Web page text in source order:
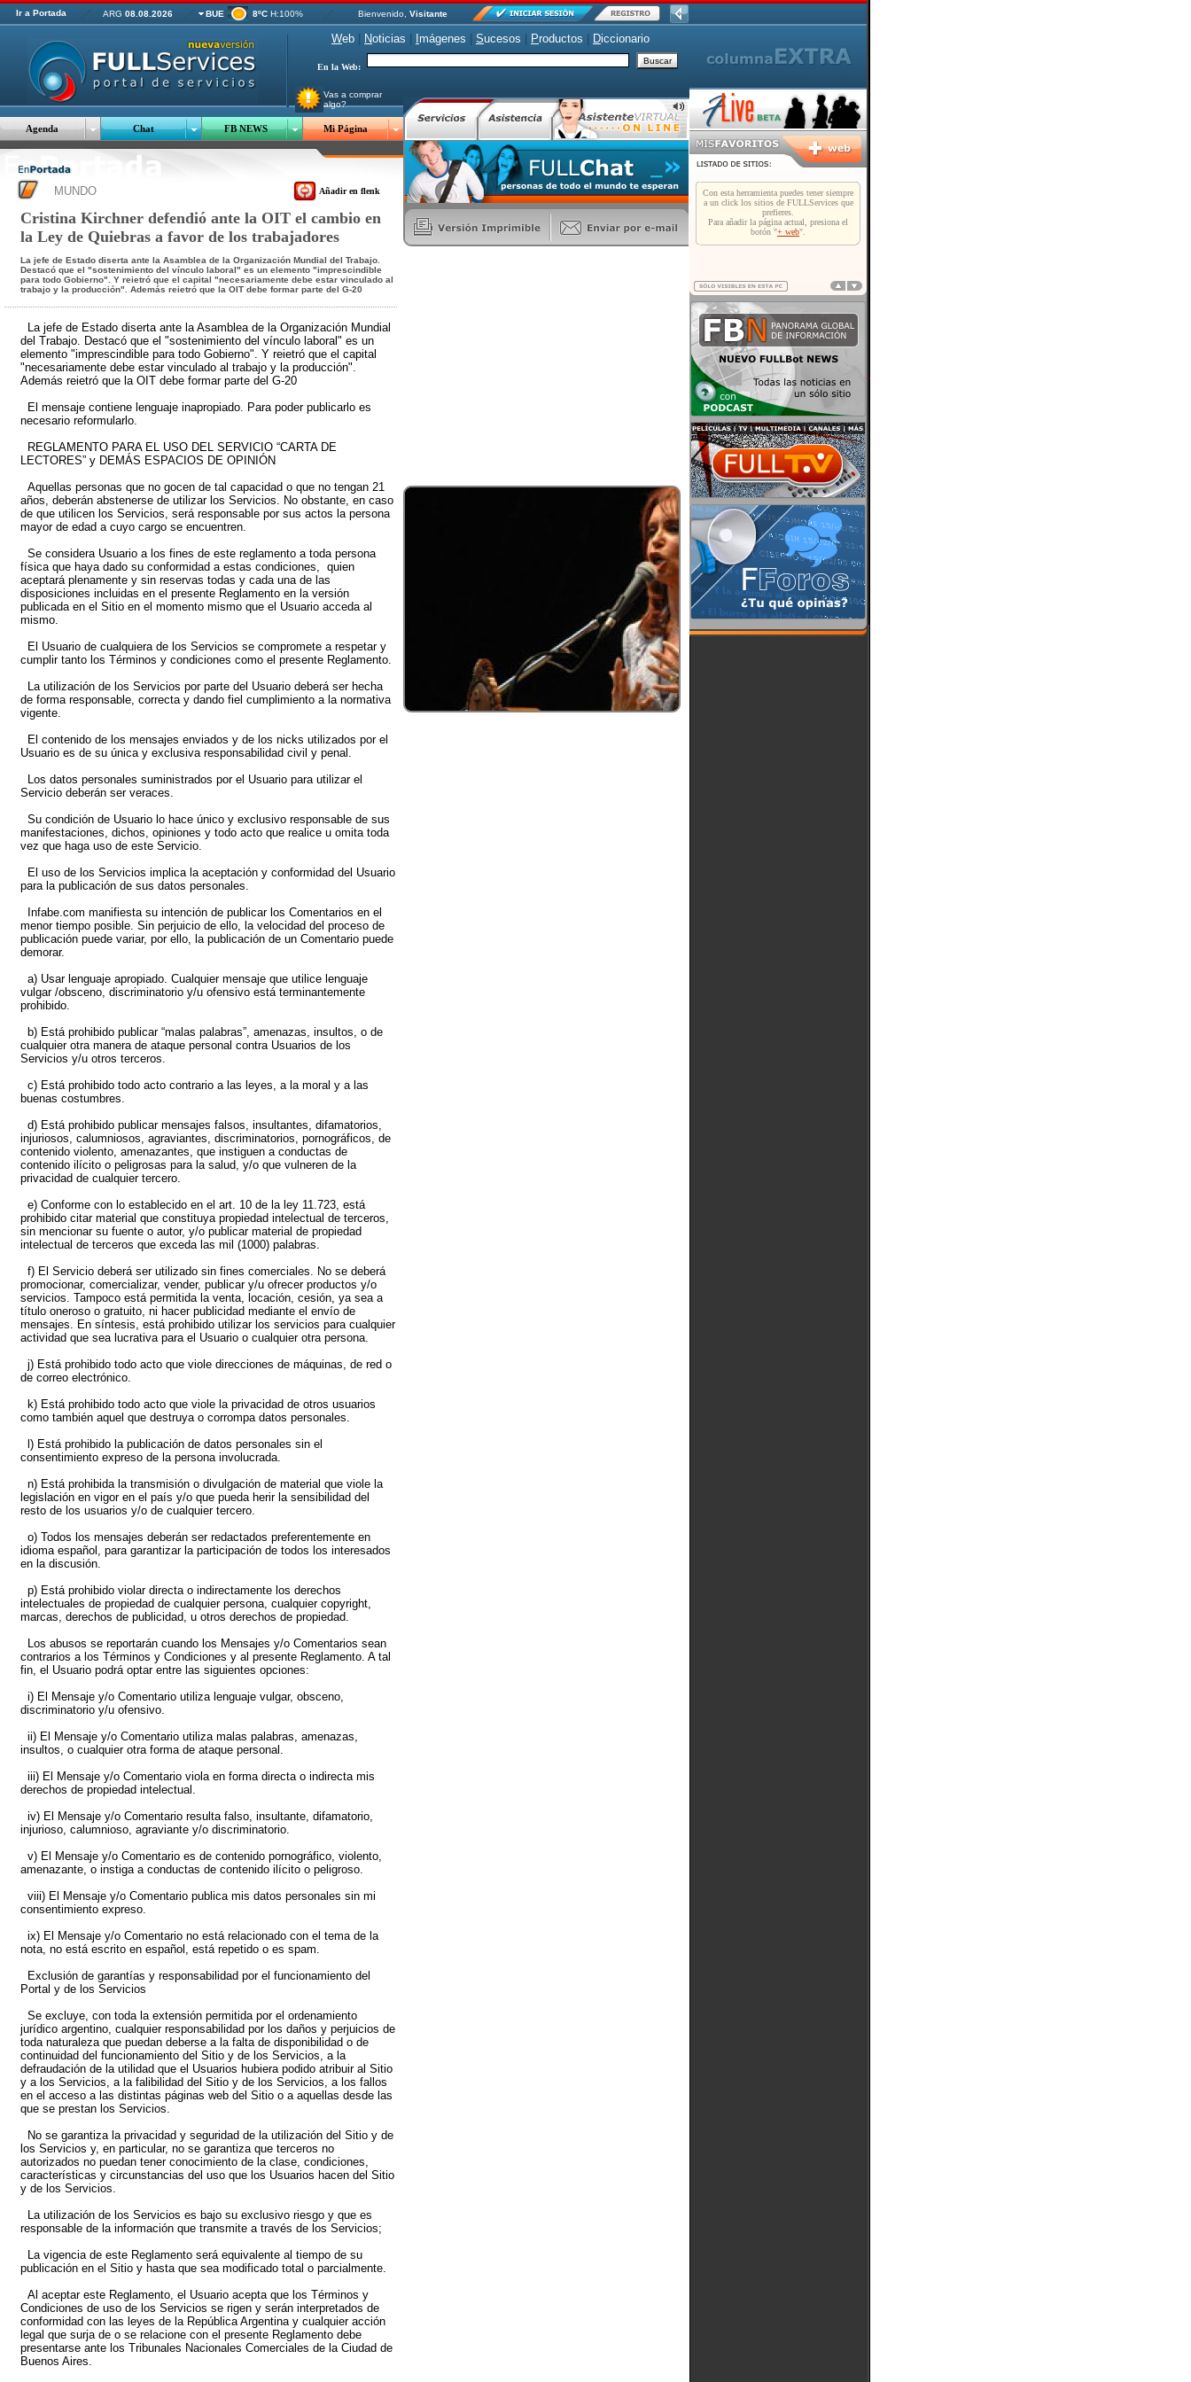
Ir a Portada ARG 08.08.2026 BUE 8ºC H:100% Bienvenido, Visitante
Web Noticias mágenes Sucesos Productos Diccionario
En la Web:
Vas a comprar
algo?
Agenda Chat FB NEWS Mi Página
MUNDO Añadir en flenk
Cristina Kirchner defendió ante la OIT el cambio en
la Ley de Quiebras a favor de los trabajadores
La jefe de Estado diserta ante la Asamblea de la Organización Mundial del Trabajo.
Destacó que el "sostenimiento del vínculo laboral" es un elemento "imprescindible
para todo Gobierno". Y reietró que el capital "necesariamente debe estar vinculado al
trabajo y la producción". Además reietró que la OIT debe formar parte del G-20
La jefe de Estado diserta ante la Asamblea de la Organización Mundial
del Trabajo. Destacó que el "sostenimiento del vínculo laboral" es un
elemento "imprescindible para todo Gobierno". Y reietró que el capital
"necesariamente debe estar vinculado al trabajo y la producción".
Además reietró que la OIT debe formar parte del G-20
El mensaje contiene lenguaje inapropiado. Para poder publicarlo es
necesario reformularlo.
REGLAMENTO PARA EL USO DEL SERVICIO “CARTA DE
LECTORES” y DEMÁS ESPACIOS DE OPINIÓN
Aquellas personas que no gocen de tal capacidad o que no tengan 21
años, deberán abstenerse de utilizar los Servicios. No obstante, en caso
de que utilicen los Servicios, será responsable por sus actos la persona
mayor de edad a cuyo cargo se encuentren.
Se considera Usuario a los fines de este reglamento a toda persona
física que haya dado su conformidad a estas condiciones, quien
aceptará plenamente y sin reservas todas y cada una de las
disposiciones incluidas en el presente Reglamento en la versión
publicada en el Sitio en el momento mismo que el Usuario acceda al
mismo.
El Usuario de cualquiera de los Servicios se compromete a respetar y
cumplir tanto los Términos y condiciones como el presente Reglamento.
La utilización de los Servicios por parte del Usuario deberá ser hecha
de forma responsable, correcta y dando fiel cumplimiento a la normativa
vigente.
El contenido de los mensajes enviados y de los nicks utilizados por el
Usuario es de su única y exclusiva responsabilidad civil y penal.
Los datos personales suministrados por el Usuario para utilizar el
Servicio deberán ser veraces.
Su condición de Usuario lo hace único y exclusivo responsable de sus
manifestaciones, dichos, opiniones y todo acto que realice u omita toda
vez que haga uso de este Servicio.
El uso de los Servicios implica la aceptación y conformidad del Usuario
para la publicación de sus datos personales.
Infabe.com manifiesta su intención de publicar los Comentarios en el
menor tiempo posible. Sin perjuicio de ello, la velocidad del proceso de
publicación puede variar, por ello, la publicación de un Comentario puede
demorar.
a) Usar lenguaje apropiado. Cualquier mensaje que utilice lenguaje
vulgar /obsceno, discriminatorio y/u ofensivo está terminantemente
prohibido.
b) Está prohibido publicar “malas palabras”, amenazas, insultos, o de
cualquier otra manera de ataque personal contra Usuarios de los
Servicios y/u otros terceros.
c) Está prohibido todo acto contrario a las leyes, a la moral y a las
buenas costumbres.
d) Está prohibido publicar mensajes falsos, insultantes, difamatorios,
injuriosos, calumniosos, agraviantes, discriminatorios, pornográficos, de
contenido violento, amenazantes, que instiguen a conductas de
contenido ilícito o peligrosas para la salud, y/o que vulneren de la
privacidad de cualquier tercero.
e) Conforme con lo establecido en el art. 10 de la ley 11.723, está
prohibido citar material que constituya propiedad intelectual de terceros,
sin mencionar su fuente o autor, y/o publicar material de propiedad
intelectual de terceros que exceda las mil (1000) palabras.
f) El Servicio deberá ser utilizado sin fines comerciales. No se deberá
promocionar, comercializar, vender, publicar y/u ofrecer productos y/o
servicios. Tampoco está permitida la venta, locación, cesión, ya sea a
título oneroso o gratuito, ni hacer publicidad mediante el envío de
mensajes. En síntesis, está prohibido utilizar los servicios para cualquier
actividad que sea lucrativa para el Usuario o cualquier otra persona.
j) Está prohibido todo acto que viole direcciones de máquinas, de red o
de correo electrónico.
k) Está prohibido todo acto que viole la privacidad de otros usuarios
como también aquel que destruya o corrompa datos personales.
l) Está prohibido la publicación de datos personales sin el
consentimiento expreso de la persona involucrada.
n) Está prohibida la transmisión o divulgación de material que viole la
legislación en vigor en el país y/o que pueda herir la sensibilidad del
resto de los usuarios y/o de cualquier tercero.
o) Todos los mensajes deberán ser redactados preferentemente en
idioma español, para garantizar la participación de todos los interesados
en la discusión.
p) Está prohibido violar directa o indirectamente los derechos
intelectuales de propiedad de cualquier persona, cualquier copyright,
marcas, derechos de publicidad, u otros derechos de propiedad.
Los abusos se reportarán cuando los Mensajes y/o Comentarios sean
contrarios a los Términos y Condiciones y al presente Reglamento. A tal
fin, el Usuario podrá optar entre las siguientes opciones:
i) El Mensaje y/o Comentario utiliza lenguaje vulgar, obsceno,
discriminatorio y/u ofensivo.
ii) El Mensaje y/o Comentario utiliza malas palabras, amenazas,
insultos, o cualquier otra forma de ataque personal.
iii) El Mensaje y/o Comentario viola en forma directa o indirecta mis
derechos de propiedad intelectual.
iv) El Mensaje y/o Comentario resulta falso, insultante, difamatorio,
injurioso, calumnioso, agraviante y/o discriminatorio.
v) El Mensaje y/o Comentario es de contenido pornográfico, violento,
amenazante, o instiga a conductas de contenido ilícito o peligroso.
viii) El Mensaje y/o Comentario publica mis datos personales sin mi
consentimiento expreso.
ix) El Mensaje y/o Comentario no está relacionado con el tema de la
nota, no está escrito en español, está repetido o es spam.
Exclusión de garantías y responsabilidad por el funcionamiento del
Portal y de los Servicios
Se excluye, con toda la extensión permitida por el ordenamiento
jurídico argentino, cualquier responsabilidad por los daños y perjuicios de
toda naturaleza que puedan deberse a la falta de disponibilidad o de
continuidad del funcionamiento del Sitio y de los Servicios, a la
defraudación de la utilidad que el Usuarios hubiera podido atribuir al Sitio
y a los Servicios, a la falibilidad del Sitio y de los Servicios, a los fallos
en el acceso a las distintas páginas web del Sitio o a aquellas desde las
que se prestan los Servicios.
No se garantiza la privacidad y seguridad de la utilización del Sitio y de
los Servicios y, en particular, no se garantiza que terceros no
autorizados no puedan tener conocimiento de la clase, condiciones,
características y circunstancias del uso que los Usuarios hacen del Sitio
y de los Servicios.
La utilización de los Servicios es bajo su exclusivo riesgo y que es
responsable de la información que transmite a través de los Servicios;
La vigencia de este Reglamento será equivalente al tiempo de su
publicación en el Sitio y hasta que sea modificado total o parcialmente.
Al aceptar este Reglamento, el Usuario acepta que los Términos y
Condiciones de uso de los Servicios se rigen y serán interpretados de
conformidad con las leyes de la República Argentina y cualquier acción
legal que surja de o se relacione con el presente Reglamento debe
presentarse ante los Tribunales Nacionales Comerciales de la Ciudad de
Buenos Aires.